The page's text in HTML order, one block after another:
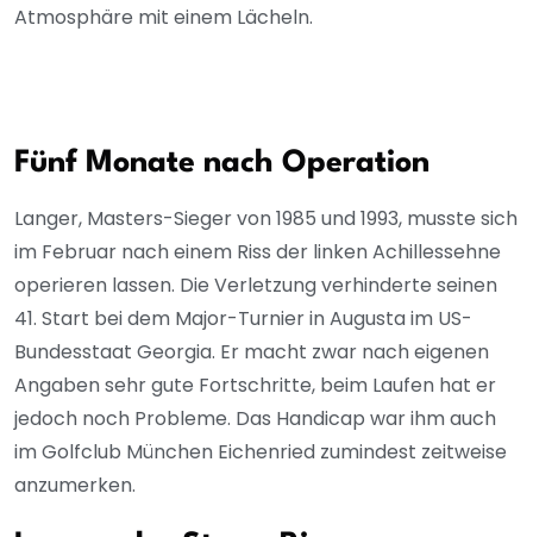
Atmosphäre mit einem Lächeln.
Fünf Monate nach Operation
Langer, Masters-Sieger von 1985 und 1993, musste sich
im Februar nach einem Riss der linken Achillessehne
operieren lassen. Die Verletzung verhinderte seinen
41. Start bei dem Major-Turnier in Augusta im US-
Bundesstaat Georgia. Er macht zwar nach eigenen
Angaben sehr gute Fortschritte, beim Laufen hat er
jedoch noch Probleme. Das Handicap war ihm auch
im Golfclub München Eichenried zumindest zeitweise
anzumerken.